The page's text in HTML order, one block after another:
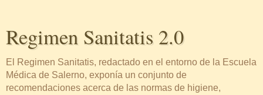
Regimen Sanitatis 2.0
El Regimen Sanitatis, redactado en el entorno de la Escuela
Médica de Salerno, exponía un conjunto de
recomendaciones acerca de las normas de higiene,